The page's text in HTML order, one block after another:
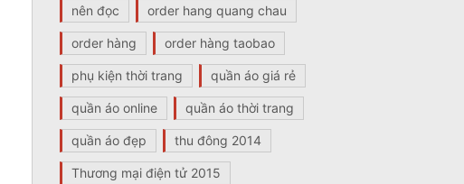
nên đọc order hang quang chau
order hàng order hàng taobao
phụ kiện thời trang quần áo giá rẻ
quần áo online quần áo thời trang
quần áo đẹp thu đông 2014
Thương mại điện tử 2015